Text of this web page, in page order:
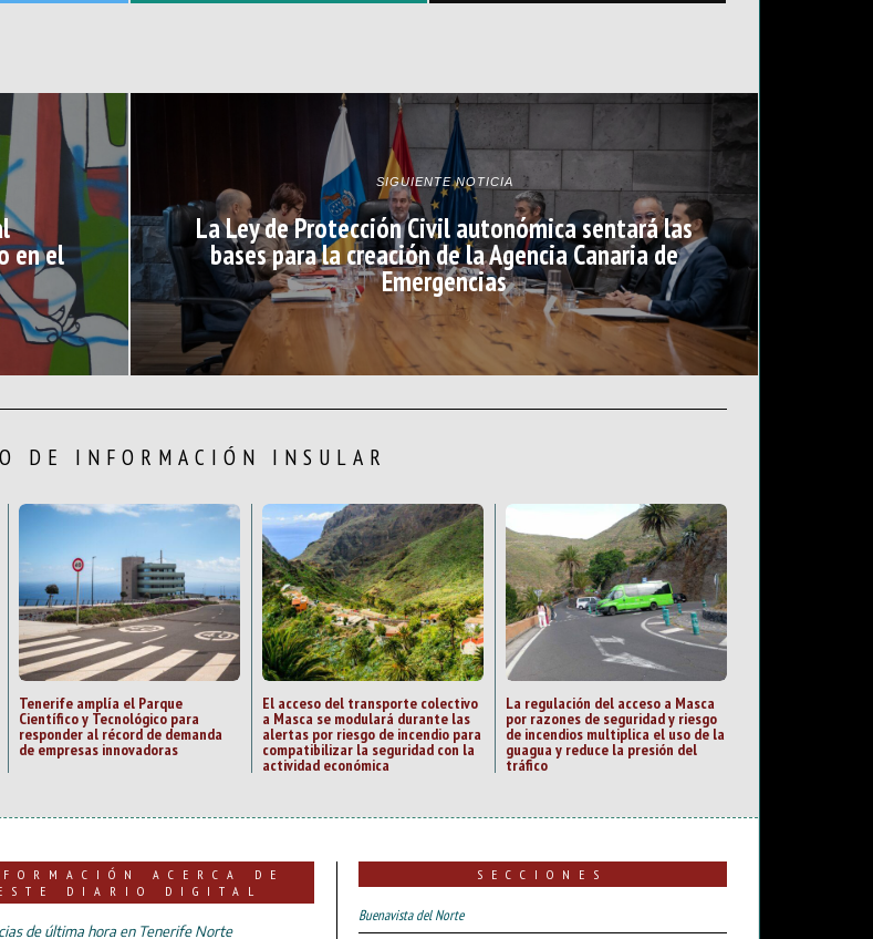
en el
SIGUIENTE NOTICIA
La Ley de Protección Civil autonómica sentará las
bases para la creación de la Agencia Canaria de
Emergencias
DE INFORMACIÓN INSULAR
Tenerife amplía el Parque
Científico y Tecnológico para
responder al récord de demanda
de empresas innovadoras
El acceso del transporte colectivo
a Masca se modulará durante las
alertas por riesgo de incendio para
compatibilizar la seguridad con la
actividad económica
La regulación del acceso a Masca
por razones de seguridad y riesgo
de incendios multiplica el uso de la
guagua y reduce la presión del
tráfico
ACERCA DE
DIARIO DIGITAL
de última hora en Tenerife Norte
SECCIONES
Buenavista del Norte